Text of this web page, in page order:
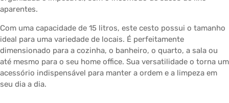
aparentes.
Com uma capacidade de 15 litros, este cesto possui o tamanho
ideal para uma variedade de locais. É perfeitamente
dimensionado para a cozinha, o banheiro, o quarto, a sala ou
até mesmo para o seu home office. Sua versatilidade o torna um
acessório indispensável para manter a ordem e a limpeza em
seu dia a dia.